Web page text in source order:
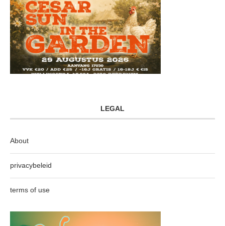
LEGAL
About
privacybeleid
terms of use